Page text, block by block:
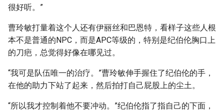
很好听。”
曹玲敏打量着这个人还有伊丽丝和巴恩特，看样子这些人根
本不是普通的NPC，而是APC等级的，特别是纪伯伦胸口上
的刀疤，总觉得好像在哪见过。
“我可是队伍唯一的治疗。”曹玲敏伸手握住了纪伯伦的手，
在他的助力下站了起来，然后拍打自己屁股上的尘土。
“所以我才控制着他不要冲动。”纪伯伦指了指自己的下面，